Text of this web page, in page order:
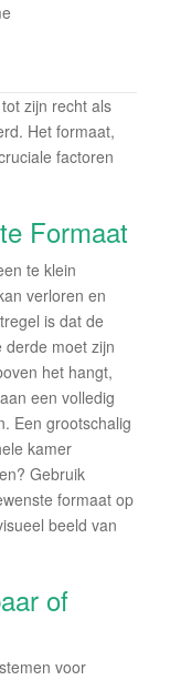
zijn recht als
Het formaat,
factoren
Formaat
te klein
verloren en
is dat de
moet zijn
het hangt,
een volledig
Een grootschalig
kamer
Gebruik
formaat op
beeld van
of
voor